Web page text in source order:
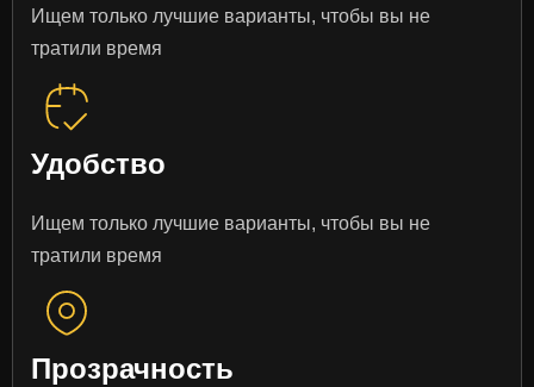
Ищем только лучшие варианты, чтобы вы не
тратили время
Удобство
Ищем только лучшие варианты, чтобы вы не
тратили время
Прозрачность